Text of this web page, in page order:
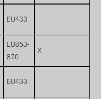
EU433
EU863-
870
X
EU433